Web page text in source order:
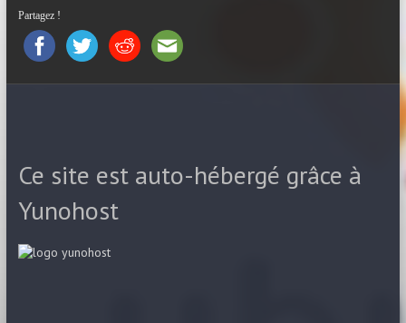
Partagez !
Ce site est auto-hébergé grâce à
Yunohost